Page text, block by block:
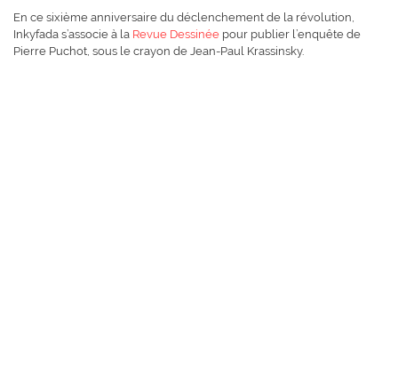
En ce sixième anniversaire du déclenchement de la révolution,
Inkyfada s’associe à la Revue Dessinée pour publier l’enquête de
Pierre Puchot, sous le crayon de Jean-Paul Krassinsky.